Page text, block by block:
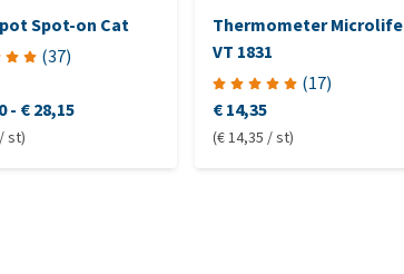
Spot-on Cat
(37)
- € 28,15
st)
Thermometer Microlife
VT 1831
(17)
€ 14,35
(€ 14,35 / st)